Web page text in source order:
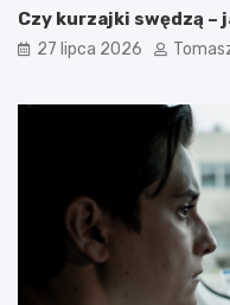
Czy kurzajki swędzą –
27 lipca 2026